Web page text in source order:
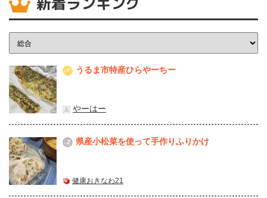
1 うるま市特産ひらやーちー
やーはー
2 県産⼩松菜を使って⼿作りふりかけ
健康おきなわ21